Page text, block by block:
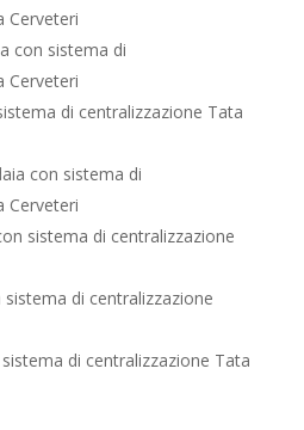
Cerveteri
con sistema di
Cerveteri
di centralizzazione Tata
con sistema di
Cerveteri
sistema di centralizzazione
sistema di centralizzazione
di centralizzazione Tata